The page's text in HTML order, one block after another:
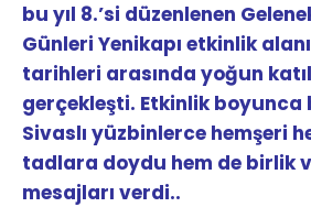
bu yıl 8.’si düzenlenen
Günleri Yenikapı etkinlik
tarihleri arasında yoğun
gerçekleşti. Etkinlik
Sivaslı yüzbinlerce hemşeri
tadlara doydu hem de birlik
mesajları verdi..